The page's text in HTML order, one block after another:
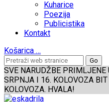
Kuharice
Poezija
Publicistika
Kontakt
Košarica …
SVE NARUDŽBE
SRPNJA I 16. KOLOVOZA
KOLOVOZA. HVALA!